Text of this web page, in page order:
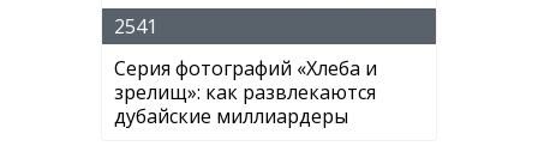
2541
Серия фотографий «Хлеба и
зрелищ»: как развлекаются
дубайские миллиардеры